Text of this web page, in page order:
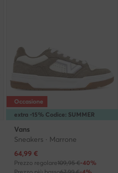
extra -15% Codice: SUMMER
Occasione
Vans
Sneakers · Marrone
Prezzo attuale
64,99 €
Prezzo regolare109,95 €-40%